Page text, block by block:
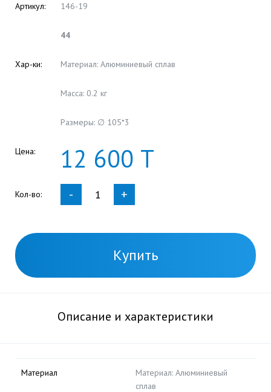
Артикул: 146-19
44
Хар-ки: Материал: Алюминиевый сплав
Масса: 0.2 кг
Размеры: ∅ 105*3
Цена: 12 600 Т
Кол-во: - +
Купить
Описание и характеристики
Материал
Материал: Алюминиевый
сплав